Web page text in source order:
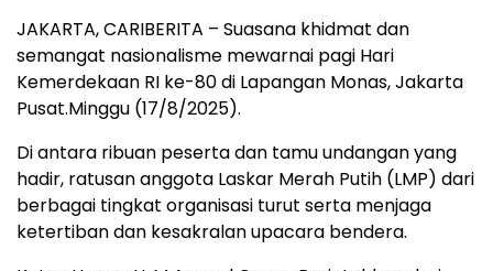
JAKARTA, CARIBERITA – Suasana khidmat dan
semangat nasionalisme mewarnai pagi Hari
Kemerdekaan RI ke-80 di Lapangan Monas, Jakarta
Pusat.Minggu (17/8/2025).
Di antara ribuan peserta dan tamu undangan yang
hadir, ratusan anggota Laskar Merah Putih (LMP) dari
berbagai tingkat organisasi turut serta menjaga
ketertiban dan kesakralan upacara bendera.